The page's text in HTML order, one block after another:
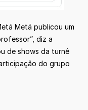
Metá publicou um
diz a
de shows da turnê
do grupo